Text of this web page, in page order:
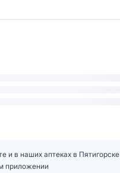
и в наших аптеках в Пятигорске
приложении